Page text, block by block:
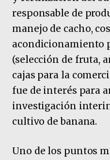
responsable de
manejo de cacho,
acondicionamiento
(selección de fruta,
cajas para la
fue de interés para
investigación
cultivo de banana.
Uno de los puntos